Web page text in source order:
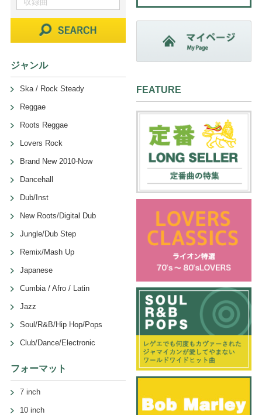
ジャンル
Ska / Rock Steady
Reggae
Roots Reggae
Lovers Rock
Brand New 2010-Now
Dancehall
Dub/Inst
New Roots/Digital Dub
Jungle/Dub Step
Remix/Mash Up
Japanese
Cumbia / Afro / Latin
Jazz
Soul/R&B/Hip Hop/Pops
Club/Dance/Electronic
フォーマット
7 inch
10 inch
FEATURE